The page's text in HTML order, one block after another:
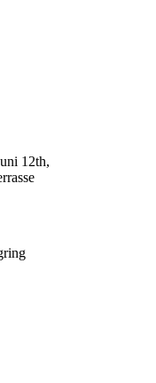
12th,